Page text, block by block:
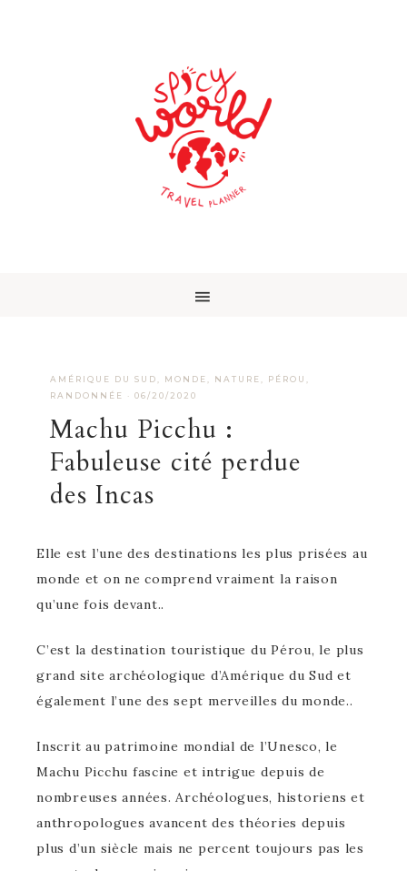
AMÉRIQUE DU SUD MONDE NATURE PÉROU
RANDONNÉE
· 06/20/2020
Machu Picchu :
Fabuleuse cité perdue
des Incas
Elle est l’une des destinations les plus prisées au
monde et on ne comprend vraiment la raison
qu’une fois devant..
C’est la destination touristique du Pérou, le plus
grand site archéologique d’Amérique du Sud et
également l’une des sept merveilles du monde..
Inscrit au patrimoine mondial de l’Unesco, le
Machu Picchu fascine et intrigue depuis de
nombreuses années. Archéologues, historiens et
anthropologues avancent des théories depuis
plus d’un siècle mais ne percent toujours pas les